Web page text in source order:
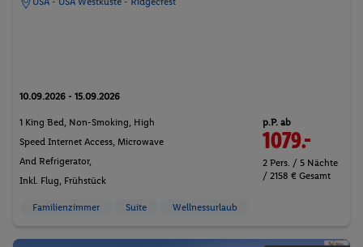
10.09.2026 - 15.09.2026
1 King Bed, Non-Smoking, High
Speed Internet Access, Microwave
And Refrigerator,
Inkl. Flug, Frühstück
p.P. ab
1079.-
2 Pers. / 5 Nächte
/ 2158 € Gesamt
Familienzimmer Suite Wellnessurlaub